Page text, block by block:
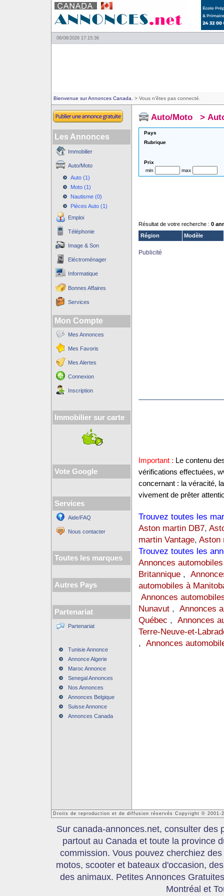
06/08/2026 17:15:36
Bienvenue sur Annonces Canada. > Vous n'êtes pas connecté.
Les Annonces
Immobilier
Auto/Moto
Auto (1)
Moto (1)
Nautisme (0)
Pièces Auto (1)
Emploi
Téléphonie
Image & Son
Eléctroménager
Informatique
Bonnes Affaires
Services
Mon Compte
Mes Annonces
Mes Favoris
Mes Alertes
Connexion
Inscription
Immobilier sur carte
Vote Google
Services
Aide/FAQ
Nous contacter
Toutes les marques
Autres Pays
Partenariat
Partenariat
Tunisie Annonce
Annonce Algerie
Maroc Annonce
Senegal Annonces
Nos Annonces
Annonces Belgique
Suisse Annonce
Annonces Canada
Auto/Moto >
Pays
Rubrique
Prix
min
max
Résultat de votre recherche : 0
Région
Modèle
Publicité
Important : Le contenu
vérifications effectuées,
concernant : la véracité,
vivement de prêter
Trouvez toutes les
Aston martin DB7,
martin Vantage, Aston
Trouvez toutes les
Annonces
Britannique,
automobiles à
Annonces
Nunavut, Annonces
Québec , Annonces
Terre-Neuve-et-
, Annonces
Droits de reproduction et de diffusion réservés Copyright © 2001-
Sur canada-annonces.net, consulter des
partout au Canada et toute la province
commission. Vous pouvez cherchiez
motos, scooter et bateaux d'occasion,
des animaux. Petites Annonces
Montréal et